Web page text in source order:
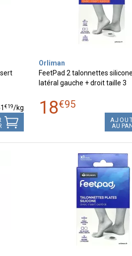
€19/kg
Orliman
FeetPad 2 talonnettes
latéral gauche + droit taille 3
18€95
AU